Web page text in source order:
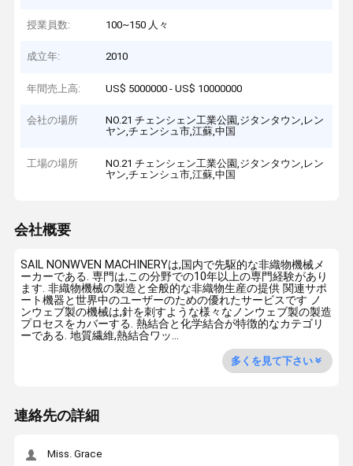
授業員数: 100~150 人々
成立年: 2010
年間売上高: US$ 5000000 - US$ 10000000
会社の場所
NO.21 チェンシェン工業公園,ジタンタウン,レン
ヤン,チェンシュ市,江蘇,中国
工場の場所
NO.21 チェンシェン工業公園,ジタンタウン,レン
ヤン,チェンシュ市,江蘇,中国
会社概要
SAIL NONWVEN MACHINERYは,国内で先駆的な非織物機械メ
ーカーである. 専門は,この分野での10年以上の専門経験があり
ます. 非織物機械の製造と全般的な非織物生産の提供 関連サポ
ート機器と世界中のユーザーのための優れたサービスです ノ
ンウェブ製の機械は,針を刺すような様々なノンウェブ製の製造
プロセスをカバーする. 熱結合と化学結合が特徴的なカテゴリ
ーである. 地質繊維,熱結合ワッ...
多くを見て下さい
連絡先の詳細
Miss. Grace